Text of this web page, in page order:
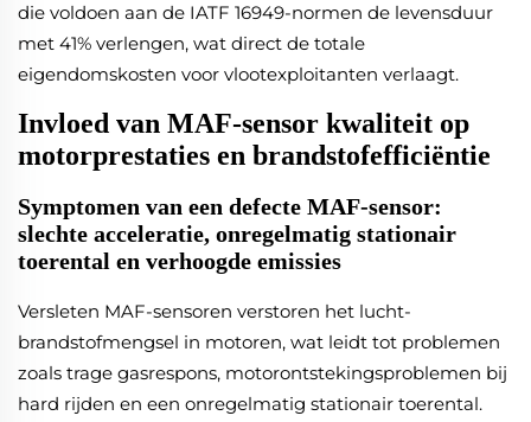
die voldoen aan de IATF 16949-normen de levensduur
met 41% verlengen, wat direct de totale
eigendomskosten voor vlootexploitanten verlaagt.
Invloed van MAF-sensor kwaliteit op
motorprestaties en brandstofefficiëntie
Symptomen van een defecte MAF-sensor:
slechte acceleratie, onregelmatig stationair
toerental en verhoogde emissies
Versleten MAF-sensoren verstoren het lucht-
brandstofmengsel in motoren, wat leidt tot problemen
zoals trage gasrespons, motorontstekingsproblemen bij
hard rijden en een onregelmatig stationair toerental.